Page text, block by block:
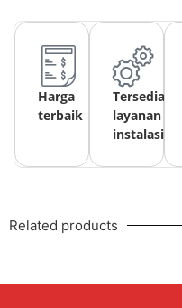
Harga
terbaik
Tersedia
layanan
instalasi
Related products